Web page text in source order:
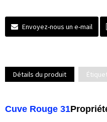
Envoyez-nous un e-mail
Détails du produit
Cuve Rouge 31